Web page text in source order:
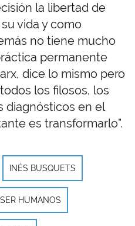
la libertad de
vida y como
no tiene mucho
permanente
dice lo mismo pero
los filosos, los
diagnósticos en el
es transformarlo”.
INÉS BUSQUETS
SER HUMANOS